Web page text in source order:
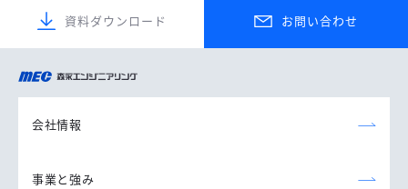
資料ダウンロード お問い合わせ
森永エンジニアリング
株式会社
会社情報
事業と強み